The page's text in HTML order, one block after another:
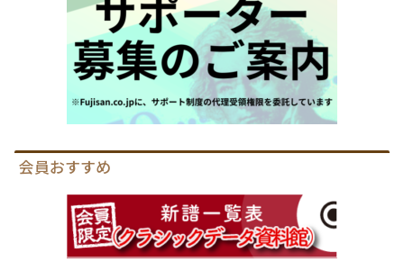
会員おすすめ